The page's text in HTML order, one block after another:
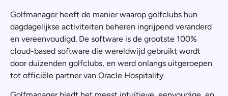
Golfmanager heeft de manier waarop golfclubs hun
dagdagelijkse activiteiten beheren ingrijpend veranderd
en vereenvoudigd. De software is de grootste 100%
cloud-based software die wereldwijd gebruikt wordt
door duizenden golfclubs, en werd onlangs uitgeroepen
tot officiële partner van Oracle Hospitality.